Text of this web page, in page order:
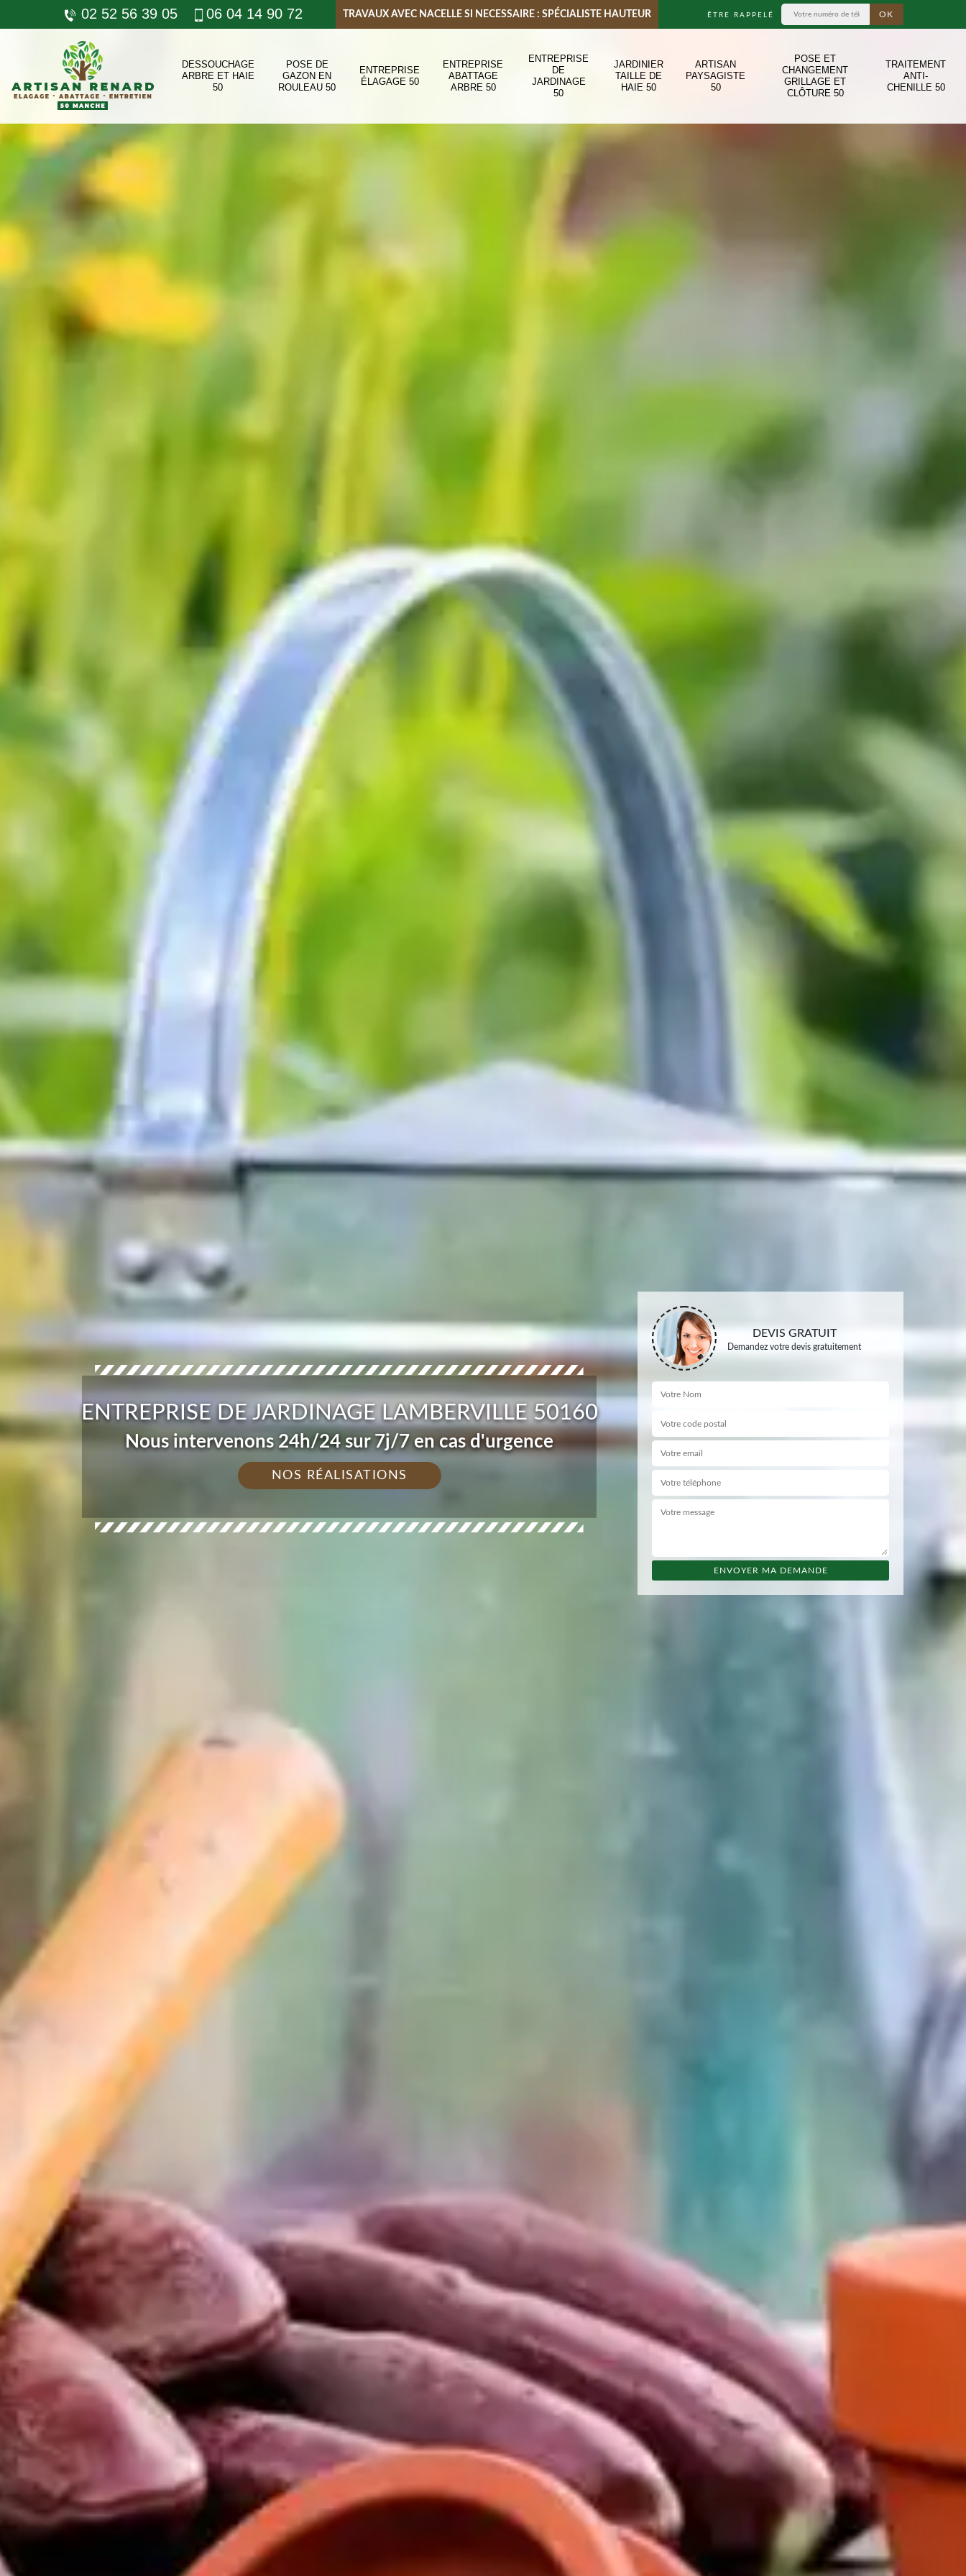
02 52 56 39 05 06 04 14 90 72 TRAVAUX AVEC NACELLE SI NECESSAIRE : SPÉCIALISTE HAUTEUR ÊTRE RAPPELÉ
DESSOUCHAGE
ARBRE ET HAIE
50
POSE DE
GAZON EN
ROULEAU 50
ENTREPRISE
ÉLAGAGE 50
ENTREPRISE
ABATTAGE
ARBRE 50
ENTREPRISE
DE
JARDINAGE
50
JARDINIER
TAILLE DE
HAIE 50
ARTISAN
PAYSAGISTE
50
POSE ET
CHANGEMENT
GRILLAGE ET
CLÔTURE 50
TRAITEMENT
ANTI-
CHENILLE 50
ENTREPRISE DE JARDINAGE LAMBERVILLE 50160
Nous intervenons 24h/24 sur 7j/7 en cas d'urgence
NOS RÉALISATIONS
DEVIS GRATUIT
Demandez votre devis gratuitement